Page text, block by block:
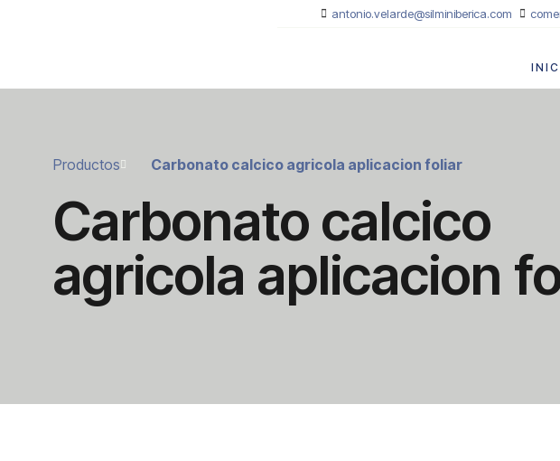
antonio.velarde@silminiberica.com
Productos Carbonato calcico agricola aplicacion foliar
Carbonato calcico
agricola aplicacion